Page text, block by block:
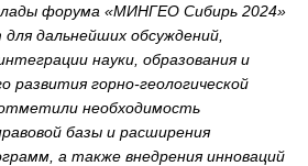
форума «МИНГЕО Сибирь 2024»
дальнейших обсуждений,
науки, образования и
развития горно-геологической
необходимость
базы и расширения
а также внедрения инноваций